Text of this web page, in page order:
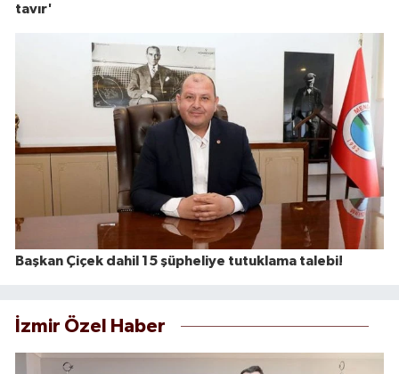
tavır'
Başkan Çiçek dahil 15 şüpheliye tutuklama talebi!
İzmir Özel Haber